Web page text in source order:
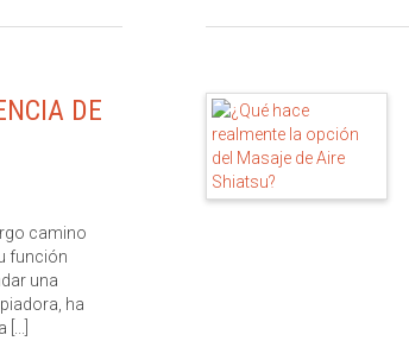
DE
camino
función
una
ha